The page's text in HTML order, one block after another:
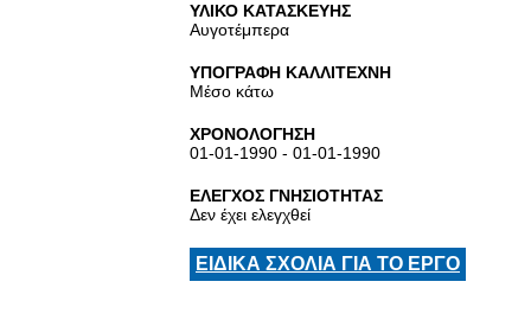
ΥΛΙΚΟ ΚΑΤΑΣΚΕΥΗΣ
Αυγοτέμπερα
ΥΠΟΓΡΑΦΗ ΚΑΛΛΙΤΕΧΝΗ
Μέσο κάτω
ΧΡΟΝΟΛΟΓΗΣΗ
01-01-1990 - 01-01-1990
ΕΛΕΓΧΟΣ ΓΝΗΣΙΟΤΗΤΑΣ
Δεν έχει ελεγχθεί
ΕΙΔΙΚΑ ΣΧΟΛΙΑ ΓΙΑ ΤΟ ΕΡΓΟ